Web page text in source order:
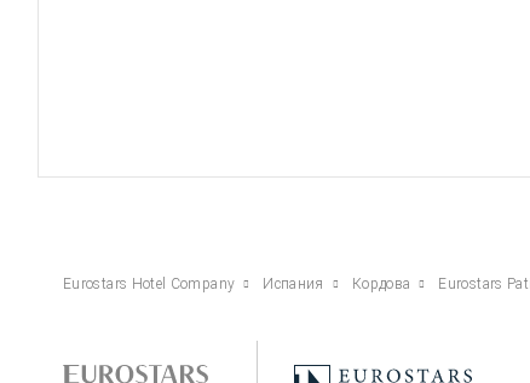
Eurostars Hotel Company Испания Кордова Eurostars